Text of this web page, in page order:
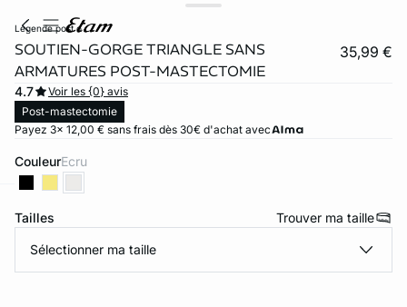
legende post o
SOUTIEN-GORGE TRIANGLE SANS
ARMATURES POST-MASTECTOMIE
35,99 €
4.7
Voir les {0} avis
Post-mastectomie
Payez 3x 12,00 € sans frais dès 30€ d'achat avec
Couleur ecru
Tailles Trouver ma taille
Sélectionner ma taille